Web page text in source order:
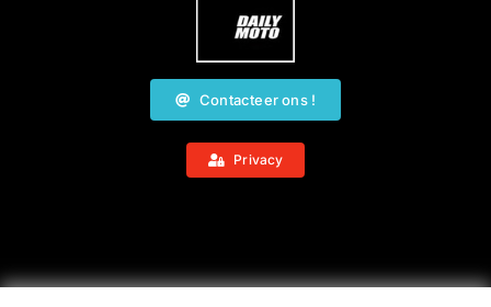
Contacteer ons !
Privacy